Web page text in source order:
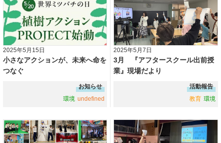
2025年5月15日
小さなアクションが、未来へ命を
つなぐ
お知らせ
環境 undefined
2025年5月7日
3月 『アフタースクール出前授
業』現場だより
活動報告
教育 環境